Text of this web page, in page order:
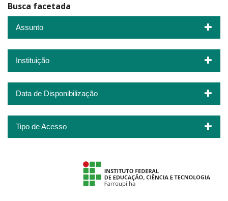
Busca facetada
Assunto
Instituição
Data de Disponibilização
Tipo de Acesso